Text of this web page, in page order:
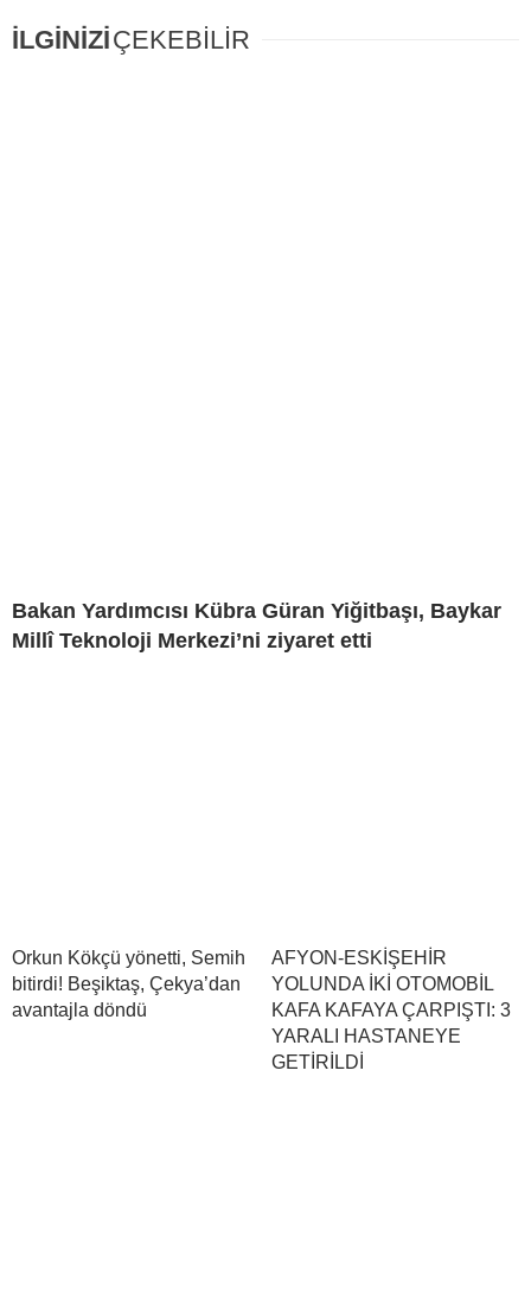
İLGİNİZİÇEKEBİLİR
Bakan Yardımcısı Kübra Güran Yiğitbaşı, Baykar
Millî Teknoloji Merkezi’ni ziyaret etti
Orkun Kökçü yönetti, Semih
bitirdi! Beşiktaş, Çekya’dan
avantajla döndü
AFYON-ESKİŞEHİR
YOLUNDA İKİ OTOMOBİL
KAFA KAFAYA ÇARPIŞTI: 3
YARALI HASTANEYE
GETİRİLDİ